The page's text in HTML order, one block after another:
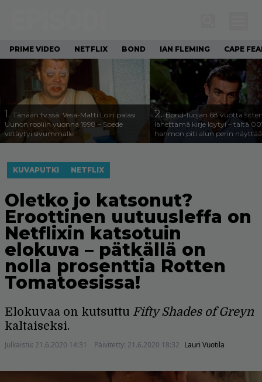
PRIME VIDEO NETFLIX BOND IAN FLEMING CAPE
1. Tänään tv:ssä: Vesa-Matti Loiri palasi
Uunon rooliin vuonna 1998 – Spede
vetäytyi sivummalle
2.Bond-luojan 68 vuotta
lähettämä kirje löytyi – tältä
hahmon piti alun perin näyttää
KUVAPUTKI NETFLIX
Oletko jo katsonut?
Eroottinen uutuusleffa on
Netflixin katsotuin
elokuva – pätkällä on
nolla prosenttia Rotten
Tomatoesissa!
Elokuvaa on kutsuttu Fifty Shades of Greyn
kaltaiseksi.
Julkaistu: 21.6.2020 14:31 Päivitetty: 21.6.2020 18:32 Lauri Vuotila